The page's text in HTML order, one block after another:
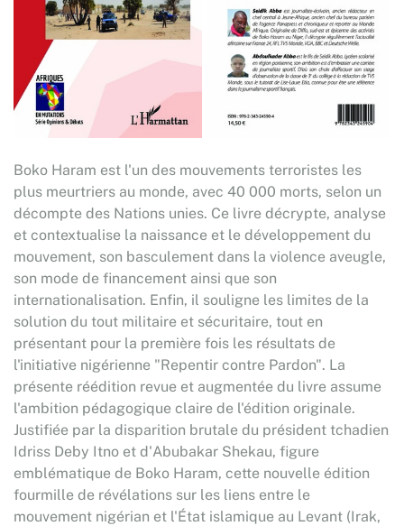
Boko Haram est l'un des mouvements terroristes les
plus meurtriers au monde, avec 40 000 morts, selon un
décompte des Nations unies. Ce livre décrypte, analyse
et contextualise la naissance et le développement du
mouvement, son basculement dans la violence aveugle,
son mode de financement ainsi que son
internationalisation. Enfin, il souligne les limites de la
solution du tout militaire et sécuritaire, tout en
présentant pour la première fois les résultats de
l'initiative nigérienne "Repentir contre Pardon". La
présente réédition revue et augmentée du livre assume
l'ambition pédagogique claire de l'édition originale.
Justifiée par la disparition brutale du président tchadien
Idriss Deby Itno et d'Abubakar Shekau, figure
emblématique de Boko Haram, cette nouvelle édition
fourmille de révélations sur les liens entre le
mouvement nigérian et l'État islamique au Levant (Irak,